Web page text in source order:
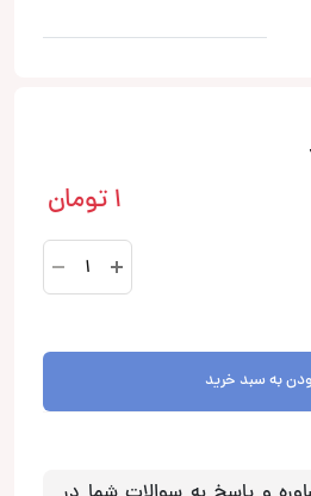
1 تومان
D-
1585
به سبد خرید